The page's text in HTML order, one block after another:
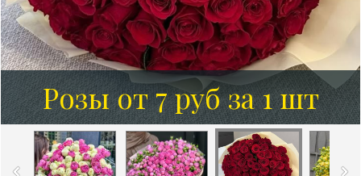
Розы от 7 руб за 1 шт